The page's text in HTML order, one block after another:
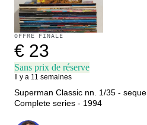
OFFRE FINALE
€ 23
Sans prix de réserve
Il y a 11 semaines
Superman Classic nn. 1/35 -
Complete series - 1994